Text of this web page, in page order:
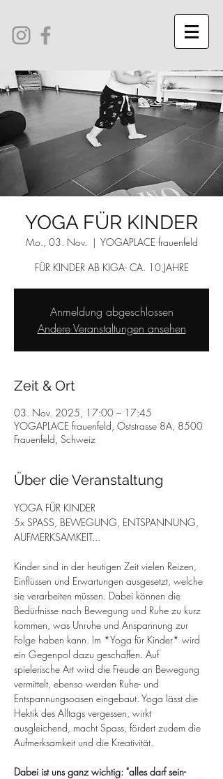
YOGA FÜR KINDER
Mo., 03. Nov.
  |
YOGAPLACE frauenfeld
FÜR KINDER AB KIGA- CA. 10 JAHRE
Anmeldung abgeschlossen
Andere Veranstaltungen ansehen
Zeit & Ort
03. Nov. 2025, 17:00 – 17:45
YOGAPLACE frauenfeld, Oststrasse 8A, 8500
Frauenfeld, Schweiz
Über die Veranstaltung
YOGA FÜR KINDER
5x SPASS, BEWEGUNG, ENTSPANNUNG,
AUFMERKSAMKEIT...
Kinder sind in der heutigen Zeit vielen Reizen,
Einflüssen und Erwartungen ausgesetzt, welche
sie verarbeiten müssen. Dabei können die
Bedürfnisse nach Bewegung und Ruhe zu kurz
kommen, was Unruhe und Anspannung zur
Folge haben kann. Im *Yoga für Kinder* wird
ein Gegenpol dazu geschaffen. Auf
spielerische Art wird die Freude an Bewegung
vermittelt, ebenso werden Ruhe- und
Entspannungsoasen eingebaut. Yoga lässt die
Hektik des Alltags vergessen, wirkt
ausgleichend, macht Spass, fördert zudem die
Aufmerksamkeit und die Kreativität.
Dabei ist uns ganz wichtig: "alles darf sein-